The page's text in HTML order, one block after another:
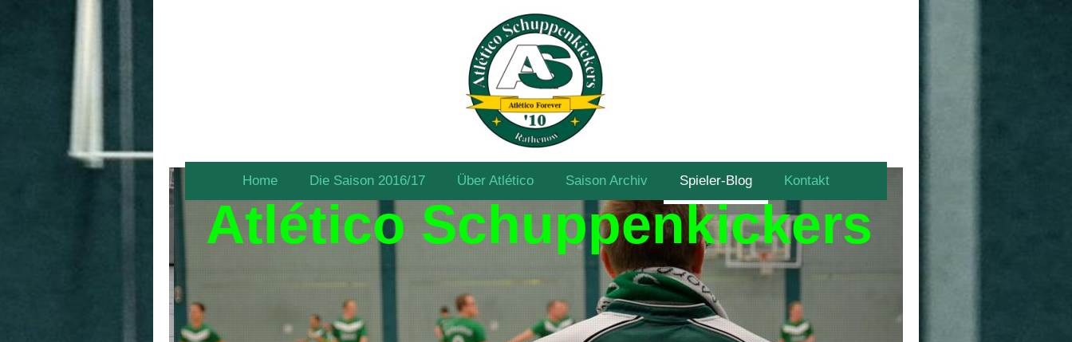
Home Die Saison 2016/17 Über Atlético Saison Archiv Spieler-Blog Kontakt
Atlético Schuppenkickers